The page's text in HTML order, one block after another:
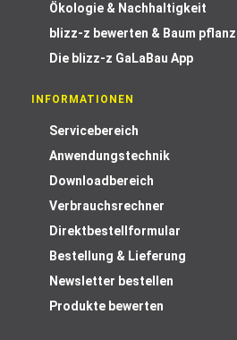
Ökologie & Nachhaltigkeit
blizz-z bewerten & Baum
Die blizz-z GaLaBau App
INFORMATIONEN
Servicebereich
Anwendungstechnik
Downloadbereich
Verbrauchsrechner
Direktbestellformular
Bestellung & Lieferung
Newsletter bestellen
Produkte bewerten